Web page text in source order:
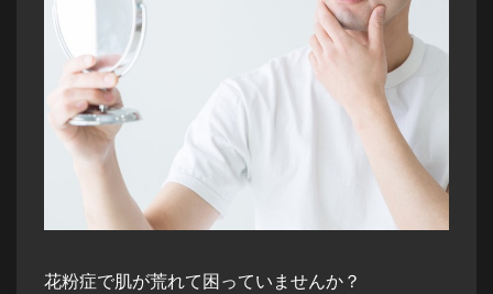
花粉症で肌が荒れて困っていませんか？